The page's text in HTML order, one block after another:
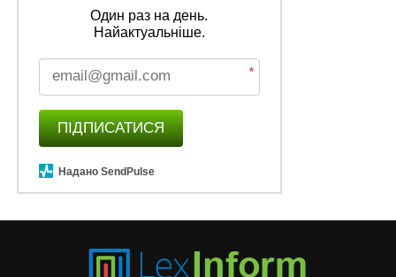
Один раз на день.
Найактуальніше.
*
ПІДПИСАТИСЯ
Надано SendPulse